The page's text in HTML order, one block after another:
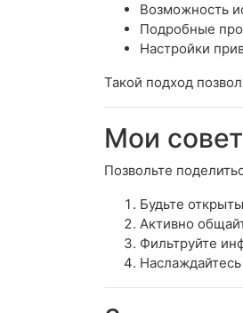
Возможность
Подробные
Настройки
Такой подход
Мои
Позвольте
Будьте
Активно
Фильтруйте